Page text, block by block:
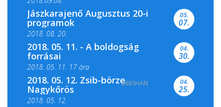
Jászkarajenő Augusztus 20-i
programok
2018. 08. 20.
05.
07.
2018. 05. 11. - A boldogság
forrásai
2018. 05. 11. 17 óra
2018. 05. 11. 19 óra
04.
30.
2018. 05. 12. Zsib-börze
Nagykőrös
2018. 05. 12.
04.
25.
DERSHAN